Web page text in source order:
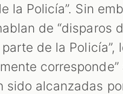
la Policía”. Sin
de “disparos
de la Policía”,
corresponde”
sido alcanzadas